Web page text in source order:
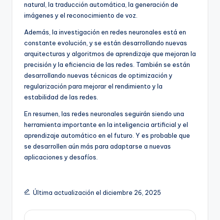
natural, la traducción automática, la generación de
imágenes y el reconocimiento de voz.
Además, la investigación en redes neuronales está en
constante evolución, y se están desarrollando nuevas
arquitecturas y algoritmos de aprendizaje que mejoran la
precisión y la eficiencia de las redes. También se están
desarrollando nuevas técnicas de optimización y
regularización para mejorar el rendimiento y la
estabilidad de las redes.
En resumen, las redes neuronales seguirán siendo una
herramienta importante en la inteligencia artificial y el
aprendizaje automático en el futuro. Y es probable que
se desarrollen aún más para adaptarse a nuevas
aplicaciones y desafíos.
Última actualización el diciembre 26, 2025